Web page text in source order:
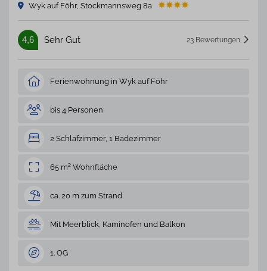
Wyk auf Föhr, Stockmannsweg 8a
4,6 Sehr Gut 23 Bewertungen
Ferienwohnung in Wyk auf Föhr
bis 4 Personen
2 Schlafzimmer, 1 Badezimmer
65 m² Wohnfläche
ca. 20 m zum Strand
Mit Meerblick, Kaminofen und Balkon
1. OG